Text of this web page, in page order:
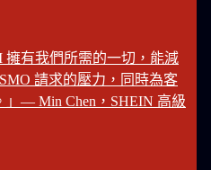
擁有我們所需的一切，能減
請求的壓力，同時為客
」— Min Chen，SHEIN 高級